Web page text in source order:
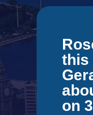
this
on